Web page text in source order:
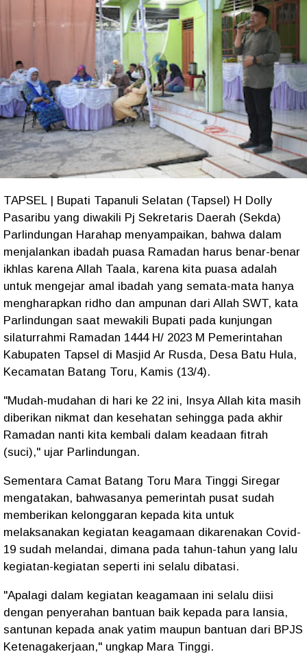
TAPSEL | Bupati Tapanuli Selatan (Tapsel) H Dolly
Pasaribu yang diwakili Pj Sekretaris Daerah (Sekda)
Parlindungan Harahap menyampaikan, bahwa dalam
menjalankan ibadah puasa Ramadan harus benar-benar
ikhlas karena Allah Taala, karena kita puasa adalah
untuk mengejar amal ibadah yang semata-mata hanya
mengharapkan ridho dan ampunan dari Allah SWT, kata
Parlindungan saat mewakili Bupati pada kunjungan
silaturrahmi Ramadan 1444 H/ 2023 M Pemerintahan
Kabupaten Tapsel di Masjid Ar Rusda, Desa Batu Hula,
Kecamatan Batang Toru, Kamis (13/4).
"Mudah-mudahan di hari ke 22 ini, Insya Allah kita masih
diberikan nikmat dan kesehatan sehingga pada akhir
Ramadan nanti kita kembali dalam keadaan fitrah
(suci)," ujar Parlindungan.
Sementara Camat Batang Toru Mara Tinggi Siregar
mengatakan, bahwasanya pemerintah pusat sudah
memberikan kelonggaran kepada kita untuk
melaksanakan kegiatan keagamaan dikarenakan Covid-
19 sudah melandai, dimana pada tahun-tahun yang lalu
kegiatan-kegiatan seperti ini selalu dibatasi.
"Apalagi dalam kegiatan keagamaan ini selalu diisi
dengan penyerahan bantuan baik kepada para lansia,
santunan kepada anak yatim maupun bantuan dari BPJS
Ketenagakerjaan," ungkap Mara Tinggi.